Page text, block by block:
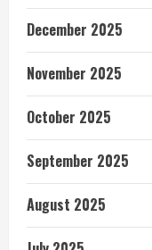
December 2025
November 2025
October 2025
September 2025
August 2025